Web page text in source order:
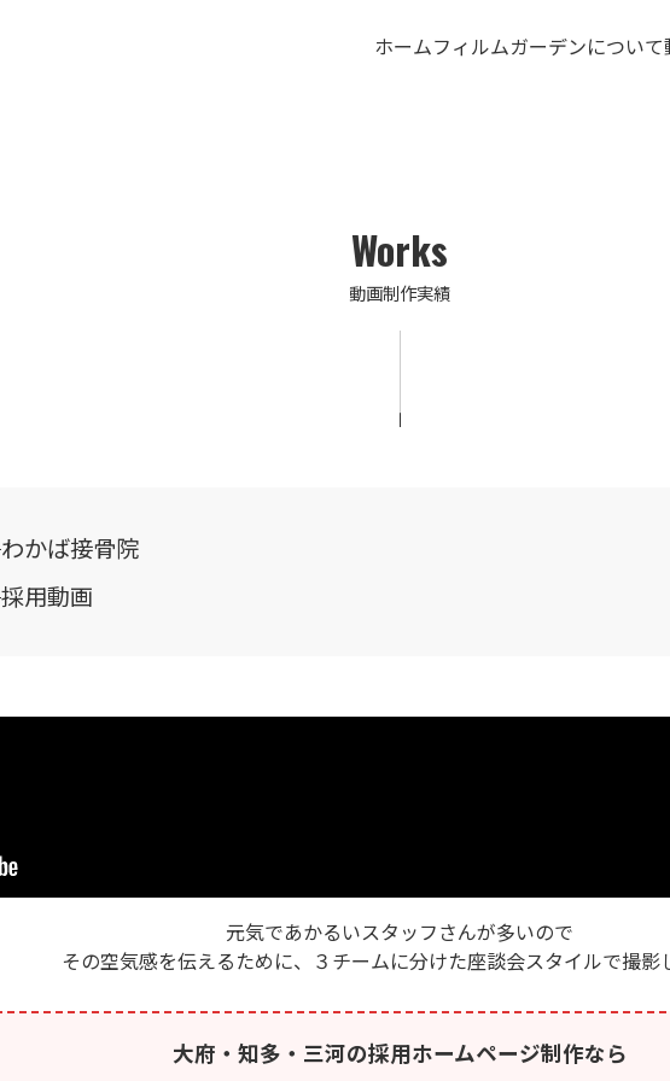
ホームフィルムガーデンについて
Works
動画制作実績
わかば接骨院
採用動画
元気であかるいスタッフさんが多いので
その空気感を伝えるために、３チームに分けた座談会スタイルで撮影
大府・知多・三河の採用ホームページ制作なら